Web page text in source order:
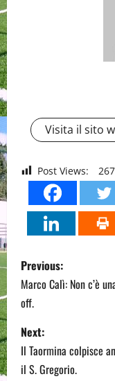
Visita il sito
Post Views: 267
P
o
s
t
Previous:
Marco Calì: Non c’è
off.
Next:
Il Taormina colpisce
il S. Gregorio.